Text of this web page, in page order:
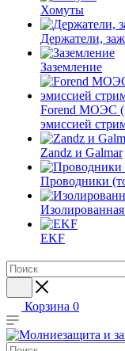
Хомуты
Держатели,
Заземление
Forend МОЭС
эмиссией
Zandz и Galmar
Проводники
EKF
Корзина 0